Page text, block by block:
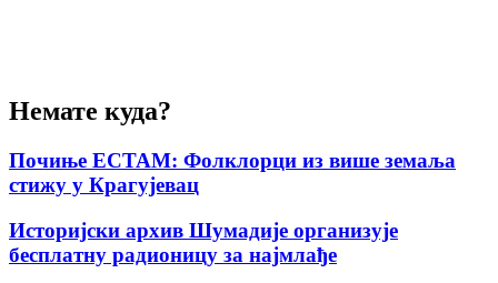
Немате куда?
Почиње ЕСТАМ: Фолклорци из више земаља
стижу у Крагујевац
Историјски архив Шумадије организује
бесплатну радионицу за најмлађе